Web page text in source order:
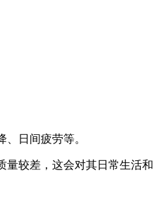
日间疲劳等。
量较差，这会对其日常生活和